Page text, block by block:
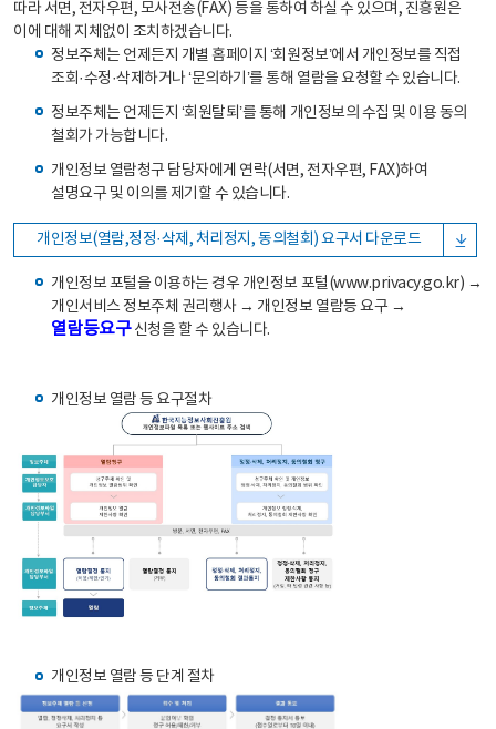
따라 서면, 전자우편, 모사전송(FAX) 등을 통하여 하실 수 있으며, 진흥원은
이에 대해 지체없이 조치하겠습니다.
정보주체는 언제든지 개별 홈페이지 ‘회원정보’에서 개인정보를 직접
조회·수정·삭제하거나 ‘문의하기’를 통해 열람을 요청할 수 있습니다.
정보주체는 언제든지 ‘회원탈퇴’를 통해 개인정보의 수집 및 이용 동의
철회가 가능합니다.
개인정보 열람청구 담당자에게 연락(서면, 전자우편, FAX)하여
설명요구 및 이의를 제기할 수 있습니다.
개인정보(열람,정정·삭제, 처리정지, 동의철회) 요구서 다운로드
개인정보 포털을 이용하는 경우 개인정보 포털(www.privacy.go.kr) →
개인서비스 정보주체 권리행사 → 개인정보 열람등 요구 →
열람등요구신청을 할 수 있습니다.
개인정보 열람 등 요구절차
개인정보 열람 등 단계 절차